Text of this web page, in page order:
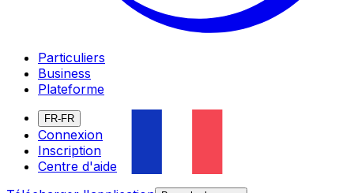
Particuliers
Business
Plateforme
FR-FR
Connexion
Inscription
Centre d'aide